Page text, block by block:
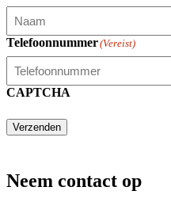
Telefoonnummer(Vereist)
CAPTCHA
Verzenden
Neem contact op